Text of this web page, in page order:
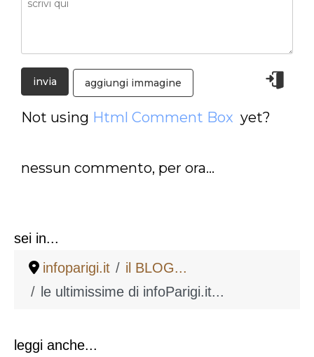
aggiungi immagine
Not using Html Comment Box yet?
nessun commento, per ora...
sei in...
infoparigi.it
il BLOG...
le ultimissime di infoParigi.it...
leggi anche...